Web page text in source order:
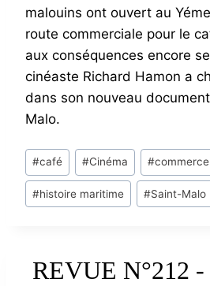
malouins ont ouvert au
route commerciale pour le
aux conséquences encore
cinéaste Richard Hamon a
dans son nouveau
Malo.
Post
Tags:
#café #Cinéma #commerce
#histoire maritime #Saint-Malo
REVUE N°212